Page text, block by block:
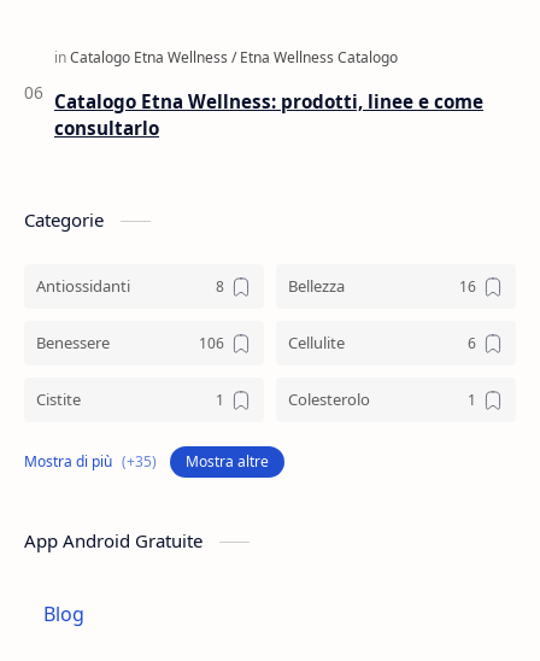
Catalogo Etna Wellness: prodotti, linee e come
consultarlo
Categorie
Antiossidanti Bellezza
Benessere Cellulite
Cistite Colesterolo
Collagene
Digestione
Mostra altre
App Android Gratuite
Blog